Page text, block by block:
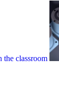
the classroom